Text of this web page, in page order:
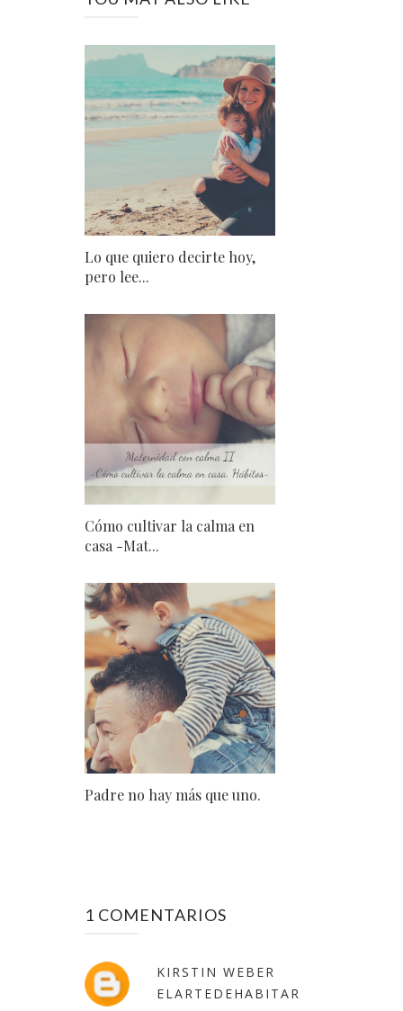
Lo que quiero decirte hoy,
pero lee...
Cómo cultivar la calma en
casa -Mat...
Padre no hay más que uno.
1 COMENTARIOS
KIRSTIN WEBER
ELARTEDEHABITAR